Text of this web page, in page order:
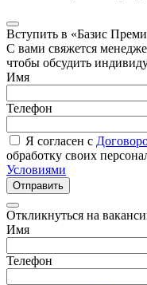
Вступить в «Базис
С вами свяжется
чтобы обсудить
Имя
Телефон
Я согласен с
обработку своих
Условиями
Отправить
Откликнуться на
Имя
Телефон